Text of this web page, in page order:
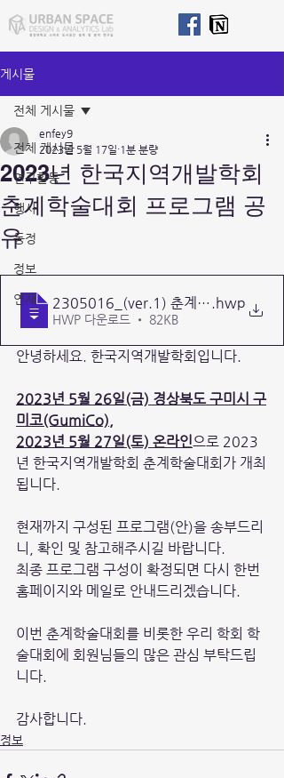
게시물
전체 게시물
연구활동
행사
동정
정보
연재
전체 게시물
2023년 한국지역개발학회
춘계학술대회 프로그램 공
유
enfey9
2023년 5월 17일 1분 분량
2305016_(ver.1) 춘계학술대회안 (초
.hwp
HWP 다운로드 • 82KB
안녕하세요. 한국지역개발학회입니다.
2023년 5월 26일(금) 경상북도 구미시 구
미코(GumiCo),
2023년 5월 27일(토) 온라인으로 2023
년 한국지역개발학회 춘계학술대회가 개최
됩니다.
현재까지 구성된 프로그램(안)을 송부드리
니, 확인 및 참고해주시길 바랍니다.
최종 프로그램 구성이 확정되면 다시 한번
홈페이지와 메일로 안내드리겠습니다.
이번 춘계학술대회를 비롯한 우리 학회 학
술대회에 회원님들의 많은 관심 부탁드립
니다.
감사합니다.
정보